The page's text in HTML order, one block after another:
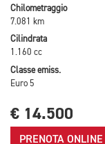
Chilometraggio
7.081 km
Cilindrata
1.160 cc
Classe emiss.
Euro 5
€ 14.500
PRENOTA ONLINE